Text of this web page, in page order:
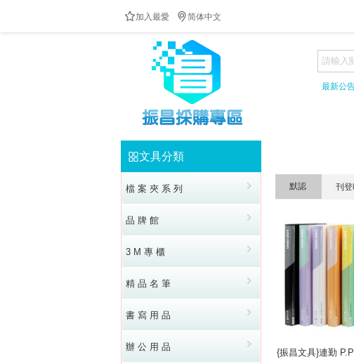
加入最愛 简体中文
最新公
防疫隔板供應中!!!歡迎來電洽詢!!!全民防疫!!台灣加油!!!!
文具分類
檔 案 夾 系 列
品 牌 館
3 M 專 櫃
精 品 名 筆
書 寫 用 品
辦 公 用 品
默認 刊登
{振昌文具}連勤